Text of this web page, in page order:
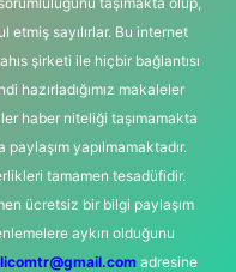
sayılırlar. Bu internet
şirketi ile hiçbir bağlantısı
hazırladığımız makaleler
haber niteliği taşımamakta
yapılmamaktadır.
tamamen tesadüfidir.
ücretsiz bir bilgi paylaşım
aykırı olduğunu
adresine